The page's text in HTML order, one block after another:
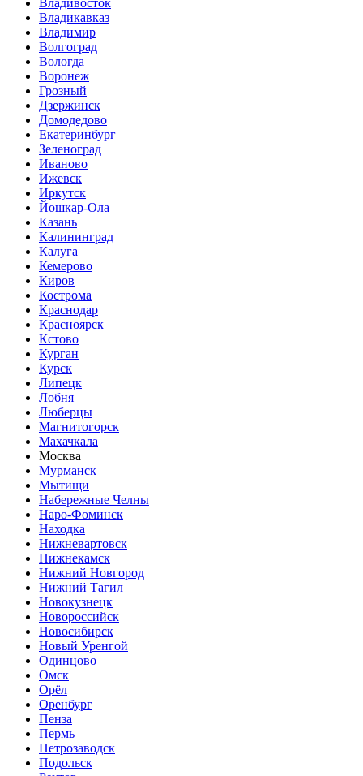
Владикавказ
Владимир
Волгоград
Вологда
Воронеж
Грозный
Дзержинск
Домодедово
Екатеринбург
Зеленоград
Иваново
Ижевск
Иркутск
Йошкар-Ола
Казань
Калининград
Калуга
Кемерово
Киров
Кострома
Краснодар
Красноярск
Кстово
Курган
Курск
Липецк
Лобня
Люберцы
Магнитогорск
Махачкала
Москва
Мурманск
Мытищи
Набережные Челны
Наро-Фоминск
Находка
Нижневартовск
Нижнекамск
Нижний Новгород
Нижний Тагил
Новокузнецк
Новороссийск
Новосибирск
Новый Уренгой
Одинцово
Омск
Орёл
Оренбург
Пенза
Пермь
Петрозаводск
Подольск